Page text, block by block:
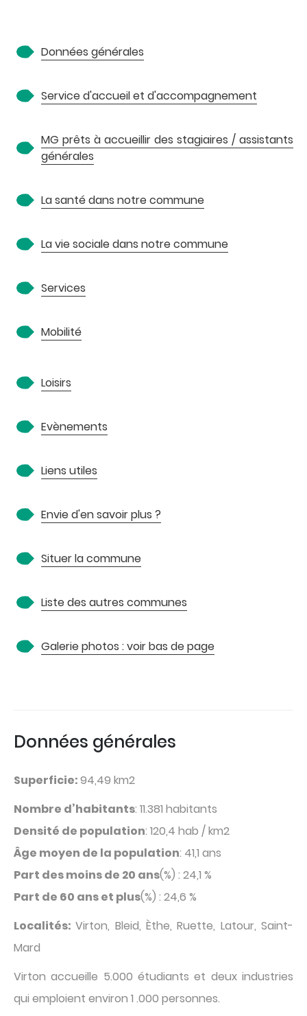
Données générales
Service d'accueil et d'accompagnement
MG prêts à accueillir des stagiaires / assistants
générales
La santé dans notre commune
La vie sociale dans notre commune
Services
Mobilité
Loisirs
Evènements
Liens utiles
Envie d'en savoir plus ?
Situer la commune
Liste des autres communes
Galerie photos : voir bas de page
Données générales
Superficie:94,49 km2
Nombre d’habitants: 11.381 habitants
Densité de population: 120,4 hab / km2
Âge moyen de la population: 41,1 ans
Part des moins de 20 ans(%) : 24,1 %
Part de 60 ans et plus(%) : 24,6 %
Localités:Virton, Bleid, Èthe, Ruette, Latour, Saint-
Mard
Virton accueille 5.000 étudiants et deux industries
qui emploient environ 1 .000 personnes.